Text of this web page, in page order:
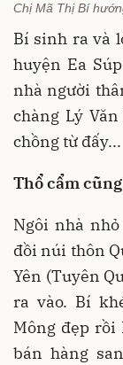
Chị Mã Thị Bí
Bí sinh ra và
huyện Ea
nhà người
chàng Lý
chồng từ đấy...
Thổ cẩm
Ngôi nhà
đồi núi thôn
Yên (Tuyên
ra vào. Bí
Mông đẹp rồi
bán hàng